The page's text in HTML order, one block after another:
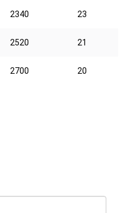
2340 23
2520 21
2700 20